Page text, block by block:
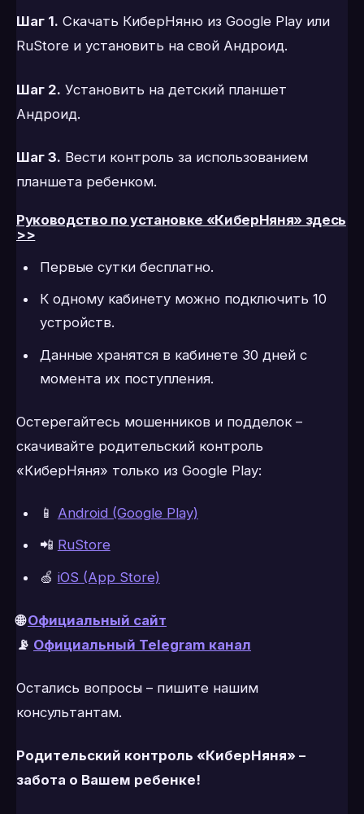
Шаг 1. Скачать КиберНяню из Google Play или
RuStore и установить на свой Андроид.
Шаг 2. Установить на детский планшет
Андроид.
Шаг 3. Вести контроль за использованием
планшета ребенком.
Руководство по установке «КиберНяня» здесь
>>
Первые сутки бесплатно.
К одному кабинету можно подключить 10
устройств.
Данные хранятся в кабинете 30 дней с
момента их поступления.
Остерегайтесь мошенников и подделок –
скачивайте родительский контроль
«КиберНяня» только из Google Play:
📱 Android (Google Play)
📲 RuStore
🍏 iOS (App Store)
🌐Официальный сайт
📡 Официальный Telegram канал
Остались вопросы – пишите нашим
консультантам.
Родительский контроль «КиберНяня» –
забота о Вашем ребенке!